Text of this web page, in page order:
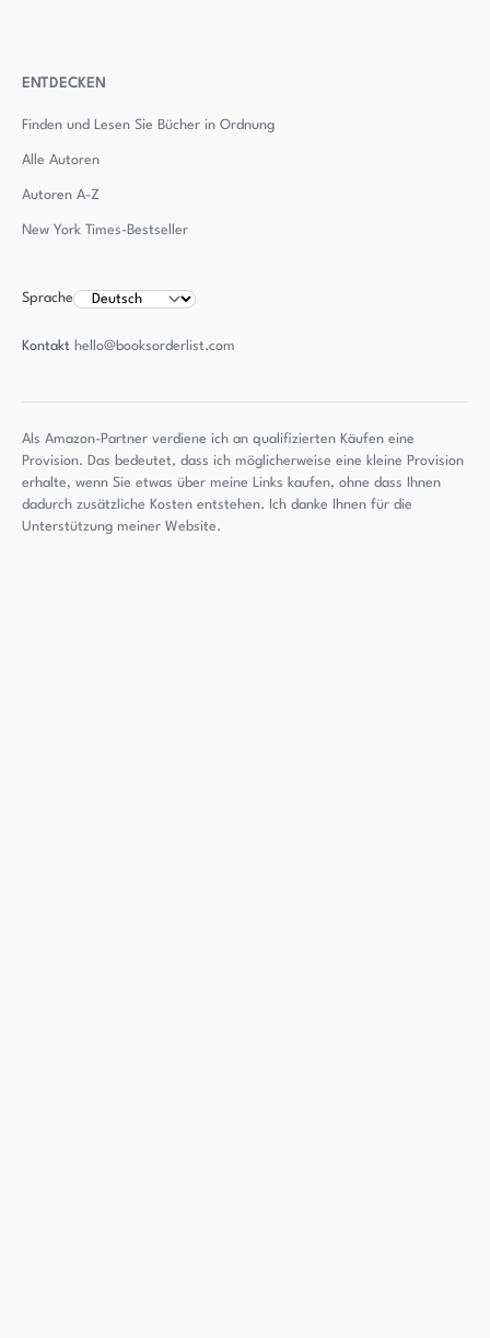
ENTDECKEN
Finden und Lesen Sie Bücher in Ordnung
Alle Autoren
Autoren A-Z
New York Times-Bestseller
Sprache
Kontakt hello@booksorderlist.com
Als Amazon-Partner verdiene ich an qualifizierten Käufen eine
Provision. Das bedeutet, dass ich möglicherweise eine kleine Provision
erhalte, wenn Sie etwas über meine Links kaufen, ohne dass Ihnen
dadurch zusätzliche Kosten entstehen. Ich danke Ihnen für die
Unterstützung meiner Website.